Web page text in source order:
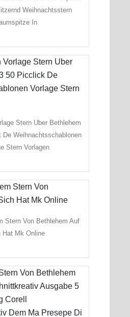
Weihnachtsstern
In
Stern Uber Bethlehem
De Weihnachtsschablonen
Stern Vorlagen
Stern Von Bethlehem Auf
Hat Mk Online